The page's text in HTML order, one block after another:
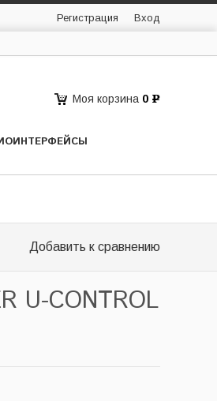
Регистрация Вход
Моя корзина 0 Р
Добавить к сравнению
U-CONTROL